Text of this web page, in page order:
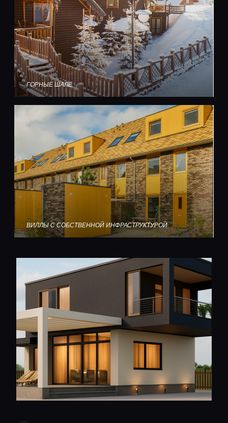
ГОРНЫЕ ШАЛЕ
ВИЛЛЫ С СОБСТВЕННОЙ ИНФРАСТРУКТУРОЙ